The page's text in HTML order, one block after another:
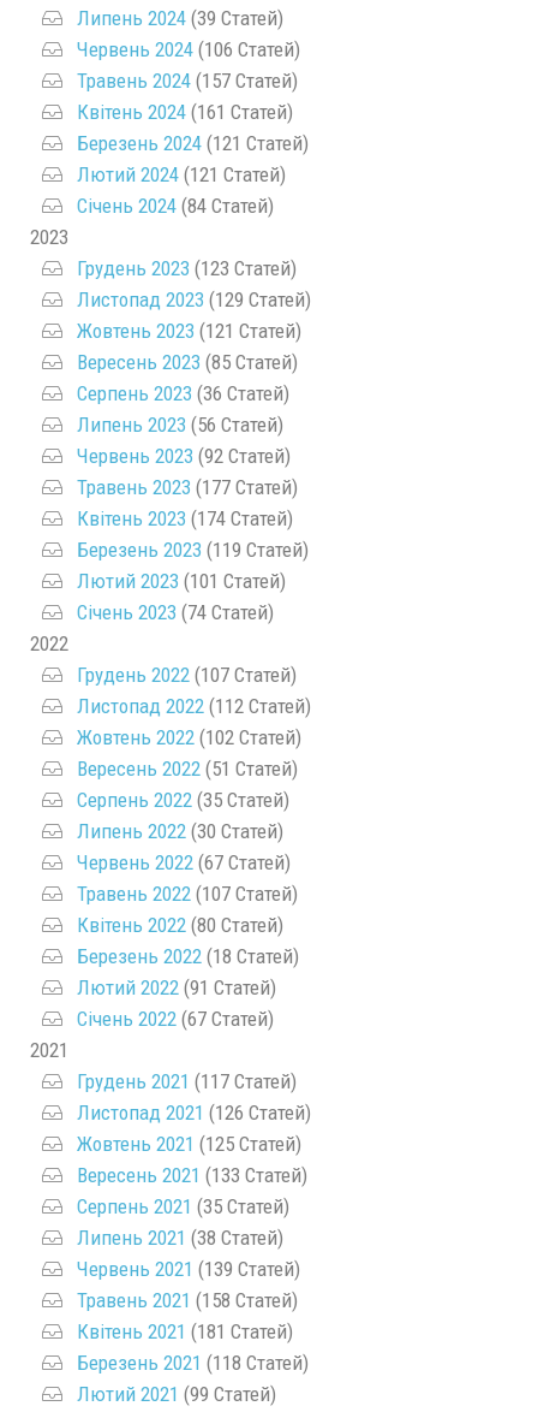
Липень 2024 (39 Статей)
Червень 2024 (106 Статей)
Травень 2024 (157 Статей)
Квітень 2024 (161 Статей)
Березень 2024 (121 Статей)
Лютий 2024 (121 Статей)
Січень 2024 (84 Статей)
2023
Грудень 2023 (123 Статей)
Листопад 2023 (129 Статей)
Жовтень 2023 (121 Статей)
Вересень 2023 (85 Статей)
Серпень 2023 (36 Статей)
Липень 2023 (56 Статей)
Червень 2023 (92 Статей)
Травень 2023 (177 Статей)
Квітень 2023 (174 Статей)
Березень 2023 (119 Статей)
Лютий 2023 (101 Статей)
Січень 2023 (74 Статей)
2022
Грудень 2022 (107 Статей)
Листопад 2022 (112 Статей)
Жовтень 2022 (102 Статей)
Вересень 2022 (51 Статей)
Серпень 2022 (35 Статей)
Липень 2022 (30 Статей)
Червень 2022 (67 Статей)
Травень 2022 (107 Статей)
Квітень 2022 (80 Статей)
Березень 2022 (18 Статей)
Лютий 2022 (91 Статей)
Січень 2022 (67 Статей)
2021
Грудень 2021 (117 Статей)
Листопад 2021 (126 Статей)
Жовтень 2021 (125 Статей)
Вересень 2021 (133 Статей)
Серпень 2021 (35 Статей)
Липень 2021 (38 Статей)
Червень 2021 (139 Статей)
Травень 2021 (158 Статей)
Квітень 2021 (181 Статей)
Березень 2021 (118 Статей)
Лютий 2021 (99 Статей)